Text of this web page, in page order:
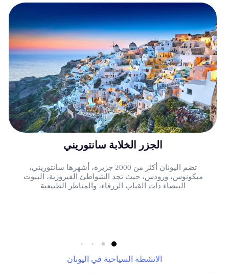
الجزر الخلابة سانتوريني
تضم اليونان أكثر من 2000 جزيرة، أشهرها سانتوريني،
ميكونوس، ورودس، حيث تجد الشواطئ الفيروزية، البيوت
البيضاء ذات القباب الزرقاء، والمناظر الطبيعية
الانشطة السياحية في اليونان